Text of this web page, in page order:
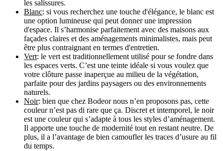
les salissures.
Blanc: si vous recherchez une touche d'élégance, le blanc est
une option lumineuse qui peut donner une impression
d'espace. Il s’harmonise parfaitement avec des maisons aux
façades claires et des aménagements minimalistes, mais peut
être plus contraignant en termes d'entretien.
Vert: le vert est traditionnellement utilisé pour se fondre dans
les espaces verts. C’est une teinte idéale si vous voulez que
votre clôture passe inaperçue au milieu de la végétation,
parfaite pour des jardins paysagers ou des environnements
naturels.
Noir: bien que chez Bodeor nous n’en proposons pas, cette
couleur n’est pas di rare que ça. Discret et intemporel, le noir
est une couleur qui s’adapte à tous les styles d’aménagement.
Il apporte une touche de modernité tout en restant neutre. De
plus, il a l’avantage de bien camoufler les traces d’usure au fil
du temps.